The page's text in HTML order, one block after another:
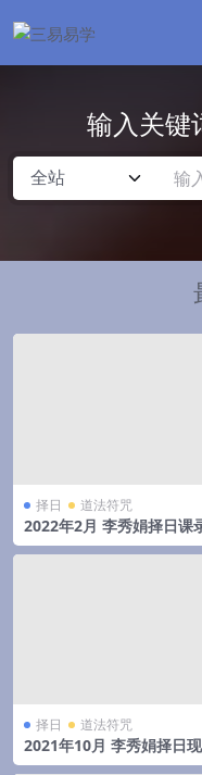
输入关键
择日 道法符咒
2022年2月 李秀娟择日课
和物品丢失怎么找
择日 道法符咒
2021年10月 李秀娟择日
录音 3小时16分